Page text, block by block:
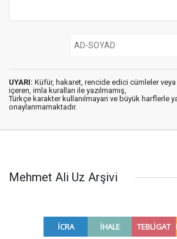
UYARI: Küfür, hakaret, rencide edici cümleler veya
içeren, imla kuralları ile yazılmamış,
Türkçe karakter kullanılmayan ve büyük harflerle
onaylanmamaktadır.
Mehmet Ali Uz Arşivi